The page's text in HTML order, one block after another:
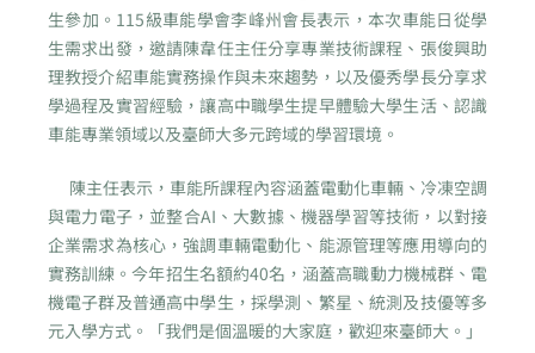
生參加。115級車能學會李峰州會長表示，本次車能日從學
生需求出發，邀請陳韋任主任分享專業技術課程、張俊興助
理教授介紹車能實務操作與未來趨勢，以及優秀學長分享求
學過程及實習經驗，讓高中職學生提早體驗大學生活、認識
車能專業領域以及臺師大多元跨域的學習環境。
陳主任表示，車能所課程內容涵蓋電動化車輛、冷凍空調
與電力電子，並整合AI、大數據、機器學習等技術，以對接
企業需求為核心，強調車輛電動化、能源管理等應用導向的
實務訓練。今年招生名額約40名，涵蓋高職動力機械群、電
機電子群及普通高中學生，採學測、繁星、統測及技優等多
元入學方式。「我們是個溫暖的大家庭，歡迎來臺師大。」